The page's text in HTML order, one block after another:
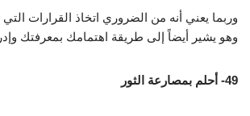
وربما يعني أنه من الضروري اتخاذ القرارات
وهو يشير أيضاً إلى طريقة اهتمامك بمعرفتك
49- أحلم بمصارعة الثور